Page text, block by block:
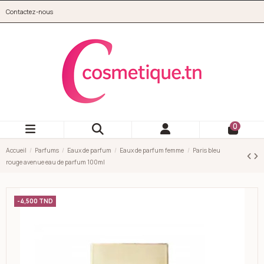
Contactez-nous
0
Accueil Parfums Eaux de parfum Eaux de parfum femme
Paris bleu
rouge avenue eau de parfum 100ml
-4,500 TND